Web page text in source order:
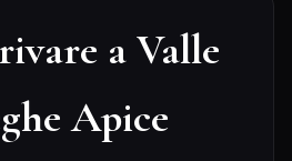
a Valle
Apice